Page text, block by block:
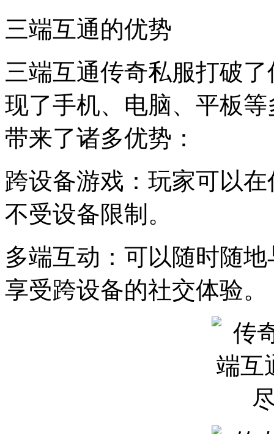
三端互通的优势
三端互通传奇私服打破
现了手机、电脑、平板
带来了诸多优势：
跨设备游戏：玩家可以
不受设备限制。
多端互动：可以随时随
享受跨设备的社交体验。